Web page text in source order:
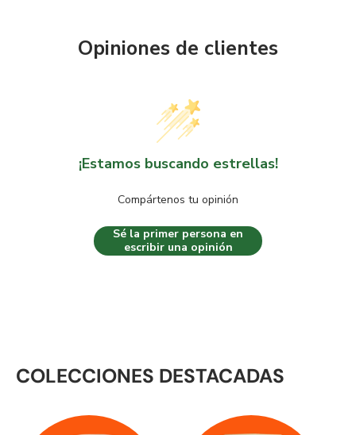
Opiniones de clientes
¡Estamos buscando estrellas!
Compártenos tu opinión
Sé la primer persona en
escribir una opinión
COLECCIONES DESTACADAS